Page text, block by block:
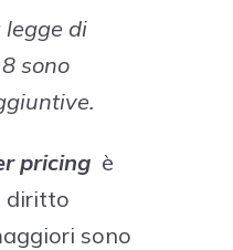
legge di
sono
pricing è
diritto
sono